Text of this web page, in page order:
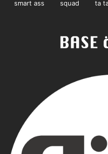
smart ass squad ta